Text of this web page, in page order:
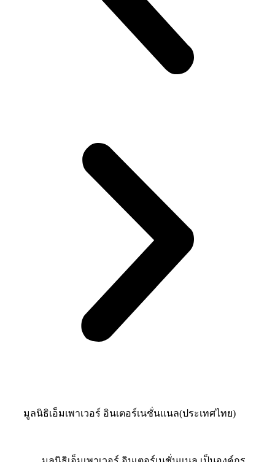
มูลนิธิเอ็มเพาเวอร์ อินเตอร์เนชั่นแนล(ประเทศไทย)